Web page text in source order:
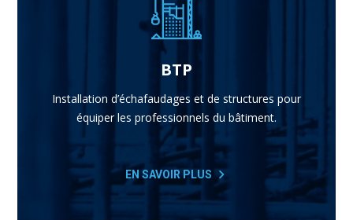
BTP
Installation d’échafaudages et de structures pour
équiper les professionnels du bâtiment.
EN SAVOIR PLUS